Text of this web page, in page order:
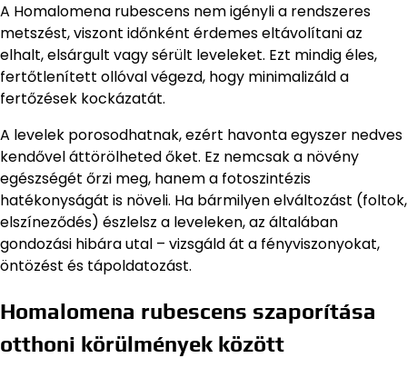
A Homalomena rubescens nem igényli a rendszeres
metszést, viszont időnként érdemes eltávolítani az
elhalt, elsárgult vagy sérült leveleket. Ezt mindig éles,
fertőtlenített ollóval végezd, hogy minimalizáld a
fertőzések kockázatát.
A levelek porosodhatnak, ezért havonta egyszer nedves
kendővel áttörölheted őket. Ez nemcsak a növény
egészségét őrzi meg, hanem a fotoszintézis
hatékonyságát is növeli. Ha bármilyen elváltozást (foltok,
elszíneződés) észlelsz a leveleken, az általában
gondozási hibára utal – vizsgáld át a fényviszonyokat,
öntözést és tápoldatozást.
Homalomena rubescens szaporítása
otthoni körülmények között